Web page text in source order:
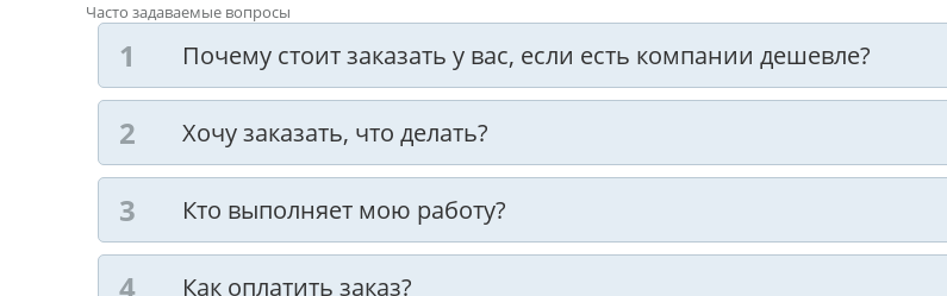
Часто задаваемые вопросы
Почему стоит заказать у вас, если есть компании дешевле?
Хочу заказать, что делать?
Кто выполняет мою работу?
Как оплатить заказ?